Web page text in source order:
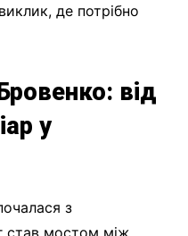
де потрібно
від
у
з
став мостом між